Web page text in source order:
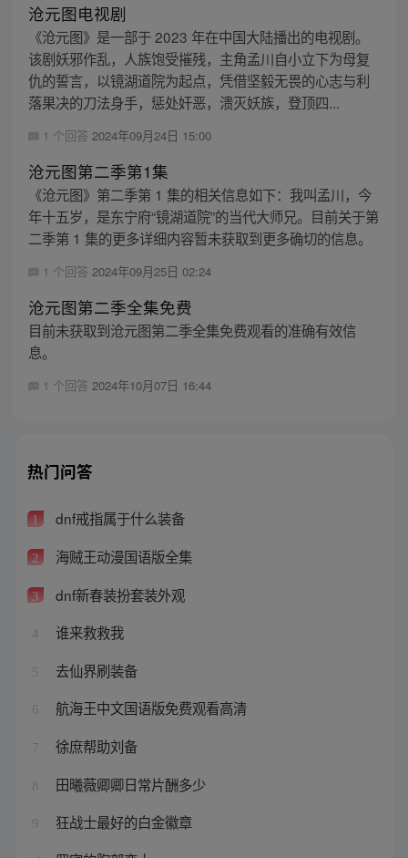
沧元图电视剧
《沧元图》是一部于 2023 年在中国大陆播出的电视剧。
该剧妖邪作乱，人族饱受摧残，主角孟川自小立下为母复
仇的誓言，以镜湖道院为起点，凭借坚毅无畏的心志与利
落果决的刀法身手，惩处奸恶，溃灭妖族，登顶四...
1 个回答 2024年09月24日 15:00
沧元图第二季第1集
《沧元图》第二季第 1 集的相关信息如下：我叫孟川，今
年十五岁，是东宁府“镜湖道院”的当代大师兄。目前关于第
二季第 1 集的更多详细内容暂未获取到更多确切的信息。
1 个回答 2024年09月25日 02:24
沧元图第二季全集免费
目前未获取到沧元图第二季全集免费观看的准确有效信
息。
1 个回答 2024年10月07日 16:44
热门问答
1 dnf戒指属于什么装备
2 海贼王动漫国语版全集
3 dnf新春装扮套装外观
4 谁来救救我
5 去仙界刷装备
6 航海王中文国语版免费观看高清
7 徐庶帮助刘备
8 田曦薇卿卿日常片酬多少
9 狂战士最好的白金徽章